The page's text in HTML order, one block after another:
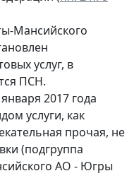
Мансийского
услуг, в
ПСН.
2017 года
услуги, как
прочая, не
(подгруппа
АО - Югры